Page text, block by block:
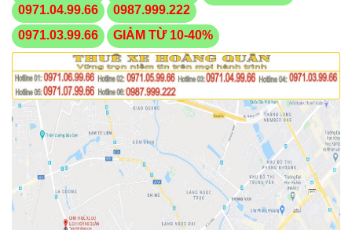
0971.04.99.66
0987.999.222
0971.03.99.66
GIẢM TỪ 10-40%